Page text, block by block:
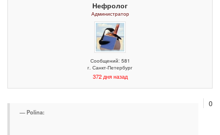
Нефролог
Администратор
Сообщений: 581
г. Санкт-Петербург
372 дня назад
0
Polina: